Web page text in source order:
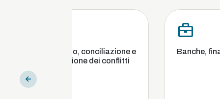
conciliazione e
dei conflitti
Banche, finanza e cambi